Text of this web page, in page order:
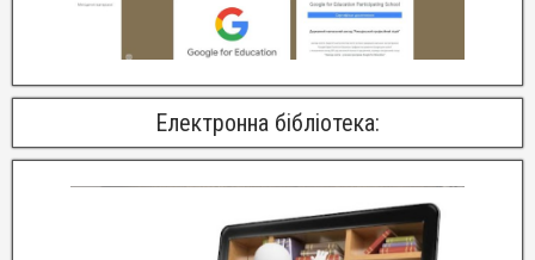
Електронна бібліотека: